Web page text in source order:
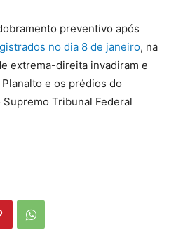
preventivo após
no dia 8 de janeiro, na
extrema-direita invadiram e
e os prédios do
Tribunal Federal